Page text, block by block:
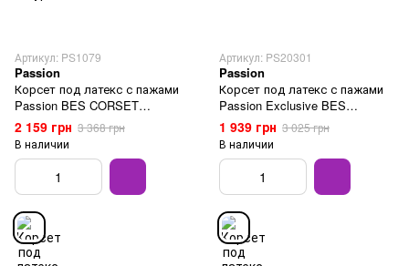
Артикул: PS1079
Passion
Корсет под латекс с пажами
Passion BES CORSET
6XL/7XL, black, стринги,
шнуровка
2 159 грн 3 368 грн
В наличии
Артикул: PS20301
Passion
Корсет под латекс с пажами
Passion Exclusive BES
CORSET L/XL, black, стринги,
шнуровка
1 939 грн 3 025 грн
В наличии